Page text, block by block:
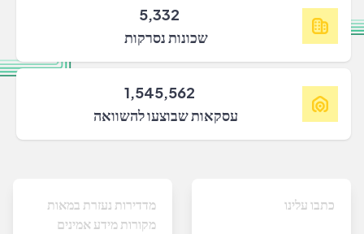
5,332
שכונות נסרקות
1,545,562
עסקאות שבוצעו להשוואה
מדדירות נעזרת במאות
מקורות מידע אמינים
כתבו עלינו